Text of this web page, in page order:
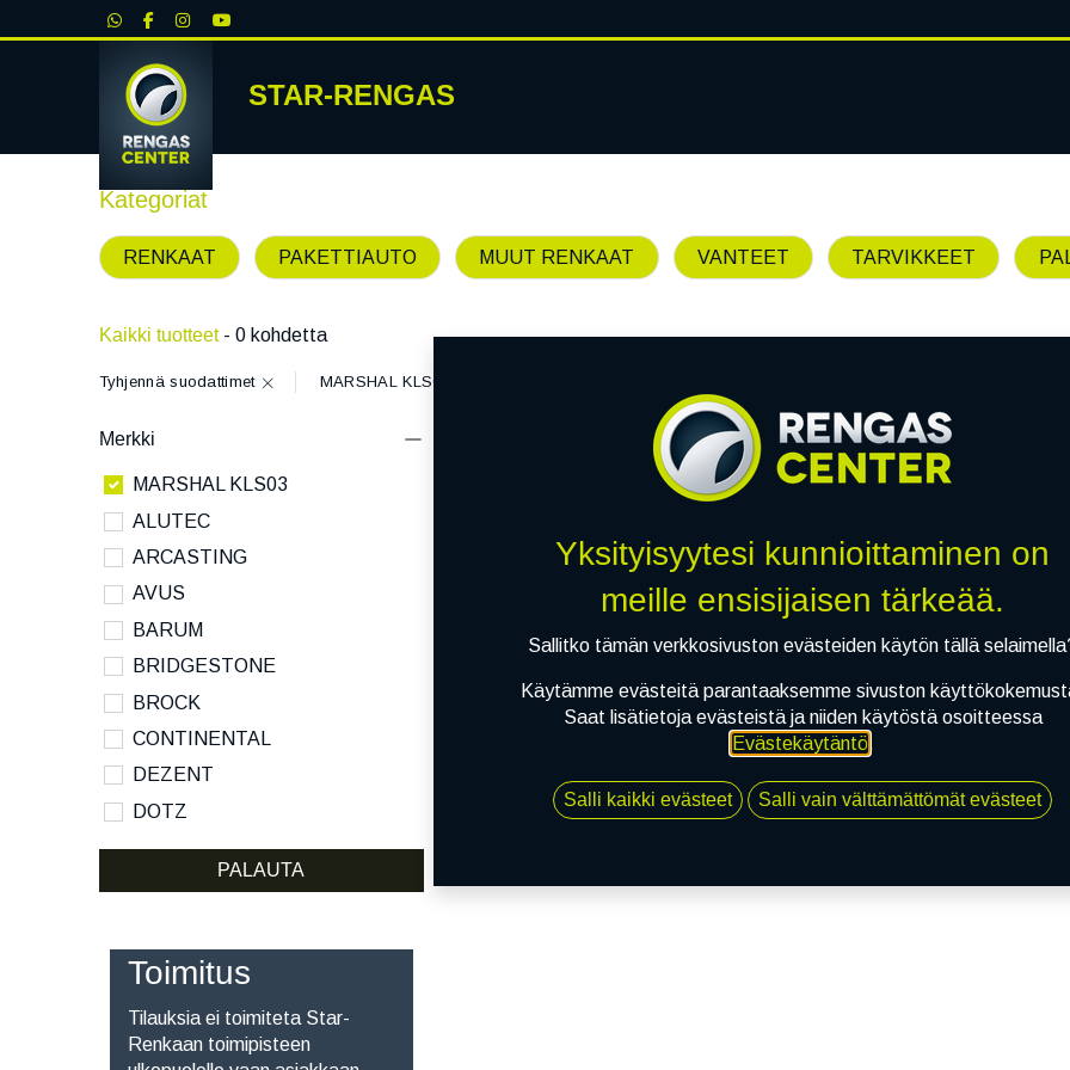
STAR-RENGAS
Kategoriat
RENKAAT PAKETTIAUTO MUUT RENKAAT VANTEET TARVIKKEET
Kaikki tuotteet - 0 kohdetta
Tyhjennä suodattimet MARSHAL KLS03
Merkki
MARSHAL KLS03
ALUTEC
ARCASTING
AVUS
BARUM
BRIDGESTONE
BROCK
CONTINENTAL
DEZENT
DOTZ
DYNAMO
KUMHO ECSTA SPORT S
NANKANG
NOKIAN
PALAUTA
Toimitus
Tilauksia ei toimiteta Star-
Renkaan toimipisteen
Emme löytäneet
Yksityisyytesi kunnioittaminen on
meille ensisijaisen tärkeää.
Sallitko tämän verkkosivuston evästeiden käytön tällä
Käytämme evästeitä parantaaksemme sivuston
Saat lisätietoja evästeistä ja niiden käytöstä osoitteessa
Evästekäytäntö.
Salli kaikki evästeet Salli vain välttämättömät evästeet